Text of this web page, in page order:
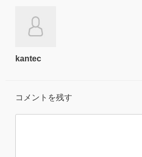
kantec
コメントを残す